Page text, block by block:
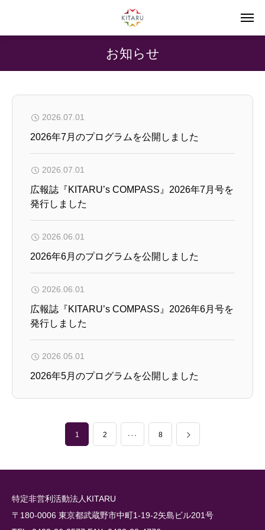
お知らせ
2026.07.01
2026年7月のプログラムを公開しました
2026.07.01
広報誌『KITARU’s COMPASS』2026年7月号を
発行しました
2026.06.01
2026年6月のプログラムを公開しました
2026.06.01
広報誌『KITARU’s COMPASS』2026年6月号を
発行しました
2026.05.01
2026年5月のプログラムを公開しました
1 2
… 8
特定非営利活動法人KITARU
〒180-0006 東京都武蔵野市中町1-19-2矢島ビル201号